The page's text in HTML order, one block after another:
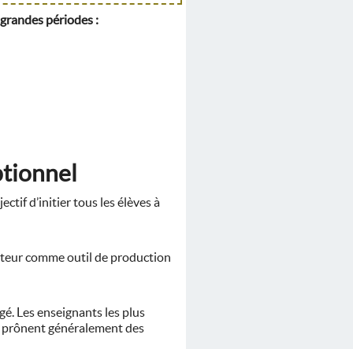
périodes :
d’initier tous les élèves à
comme outil de production
Les enseignants les plus
prônent généralement des